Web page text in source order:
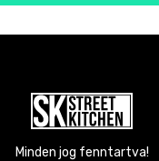
Minden jog fenntartva!